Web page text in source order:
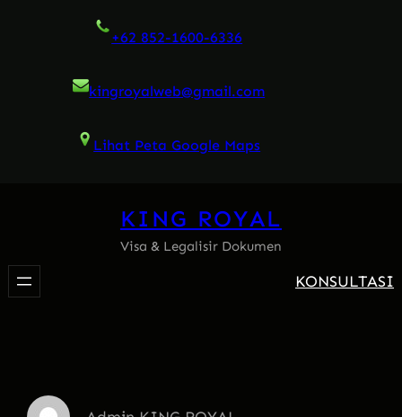
+62 852-1600-6336
kingroyalweb@gmail.com
Lihat Peta Google Maps
KING ROYAL
Visa & Legalisir Dokumen
KONSULTASI